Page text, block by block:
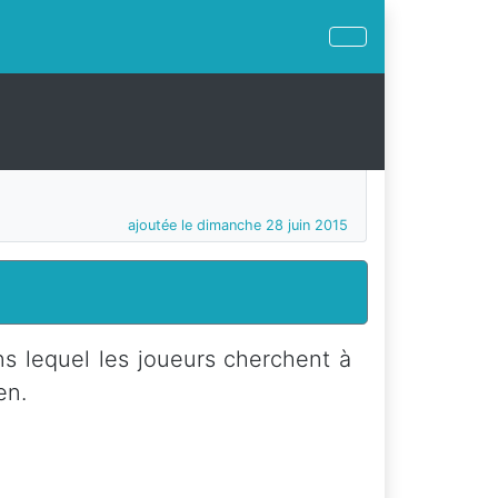
ajoutée le dimanche 28 juin 2015
lequel les joueurs cherchent à